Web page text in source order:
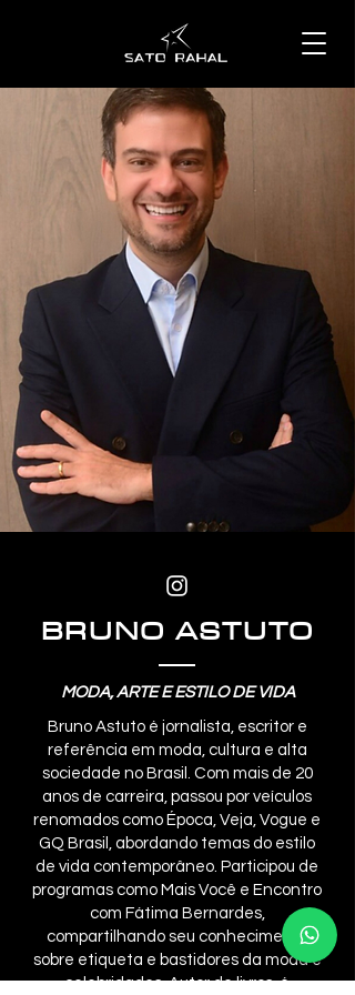
BRUNO ASTUTO
MODA, ARTE E ESTILO DE VIDA
Bruno Astuto é jornalista, escritor e
referência em moda, cultura e alta
sociedade no Brasil. Com mais de 20
anos de carreira, passou por veículos
renomados como Época, Veja, Vogue e
GQ Brasil, abordando temas do estilo
de vida contemporâneo. Participou de
programas como Mais Você e Encontro
com Fátima Bernardes,
compartilhando seu conhecimento
sobre etiqueta e bastidores da moda e
celebridades. Autor de livros, é